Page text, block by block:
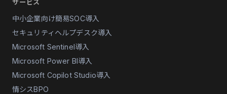
サービス
中小企業向け簡易SOC導入
セキュリティヘルプデスク導入
Microsoft Sentinel導入
Microsoft Power BI導入
Microsoft Copilot Studio導入
情シスBPO